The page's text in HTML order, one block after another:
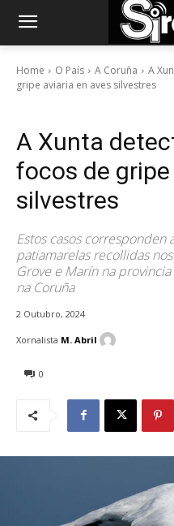
Home O País A Coruña
A
gripe aviaria en aves silvestres
A Xunta
focos de
silvestres
Estos casos corresponden
patiamarelas recollidas
Grove e Marín na
na Coruña
2 Outubro, 2024
0
Xornalista M. Abril